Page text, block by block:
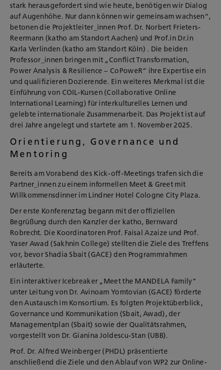
stark herausgefordert sind wie heute, benötigen wir Dialog
auf Augenhöhe. Nur dann können wir gemeinsam wachsen“,
betonen die Projektleiter_innen Prof. Dr. Norbert Frieters-
Reermann (katho am Standort Aachen) und Prof.in Dr.in
Karla Verlinden (katho am Standort Köln) . Die beiden
Professor_innen bringen mit „Conflict Transformation,
Power Analysis & Resilience – CoPoweR“ ihre Expertise ein
und qualifizieren Dozierende. Ein weiteres Merkmal ist die
Einführung von COIL-Kursen (Collaborative Online
International Learning) für interkulturelles Lernen und
gelebte internationale Zusammenarbeit. Das Projekt ist auf
drei Jahre angelegt und startete am 1. November 2025.
Orientierung, Governance und
Mentoring
Bereits am Vorabend des Kick-off-Meetings trafen sich die
Partner_innen zu einem informellen Meet & Greet mit
Willkommensdinner im Lindner Hotel Cologne City Plaza.
Der erste Konferenztag begann mit der offiziellen
Begrüßung durch den Kanzler der katho, Bernward
Robrecht. Die Koordinatoren Prof. Faisal Azaize und Prof.
Yaser Awad (Sakhnin College) stellten die Ziele des Treffens
vor, bevor Shadia Sbait (GACE) den Programmrahmen
erläuterte.
Ein interaktiver Icebreaker „Meet the MANDELA Family“
unter Leitung von Dr. Avinoam Yomtovian (GACE) förderte
den Austausch im Konsortium. Es folgten Projektüberblick,
Governance und Kommunikation (Sbait, Awad), der
Managementplan (Sbait) sowie der Qualitätsrahmen,
vorgestellt von Dr. Gianina Joldescu-Stan (UBB).
Prof. Dr. Alfred Weinberger (PHDL) präsentierte
anschließend die Ziele und den Ablauf von WP2 zur Online-